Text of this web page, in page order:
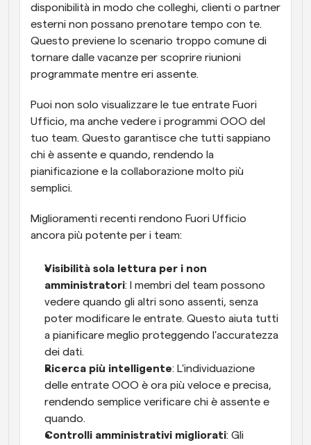
disponibilità in modo che colleghi, clienti o partner
esterni non possano prenotare tempo con te.
Questo previene lo scenario troppo comune di
tornare dalle vacanze per scoprire riunioni
programmate mentre eri assente.
Puoi non solo visualizzare le tue entrate Fuori
Ufficio, ma anche vedere i programmi OOO del
tuo team. Questo garantisce che tutti sappiano
chi è assente e quando, rendendo la
pianificazione e la collaborazione molto più
semplici.
Miglioramenti recenti rendono Fuori Ufficio
ancora più potente per i team:
Visibilità sola lettura per i non
amministratori: I membri del team possono
vedere quando gli altri sono assenti, senza
poter modificare le entrate. Questo aiuta tutti
a pianificare meglio proteggendo l'accuratezza
dei dati.
Ricerca più intelligente: L'individuazione
delle entrate OOO è ora più veloce e precisa,
rendendo semplice verificare chi è assente e
quando.
Controlli amministrativi migliorati: Gli